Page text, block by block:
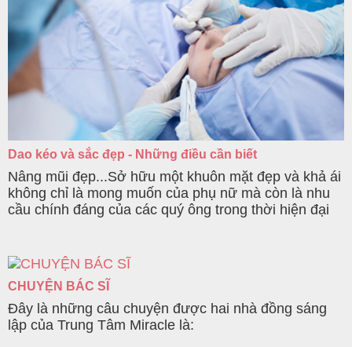
Dao kéo và sắc đẹp - Những điều cần biết
Nâng mũi đẹp...Sở hữu một khuôn mặt đẹp và khả ái
không chỉ là mong muốn của phụ nữ mà còn là nhu
cầu chính đáng của các quý ông trong thời hiện đại
CHUYỆN BÁC SĨ
Đây là những câu chuyện được hai nhà đồng sáng
lập của Trung Tâm Miracle là: